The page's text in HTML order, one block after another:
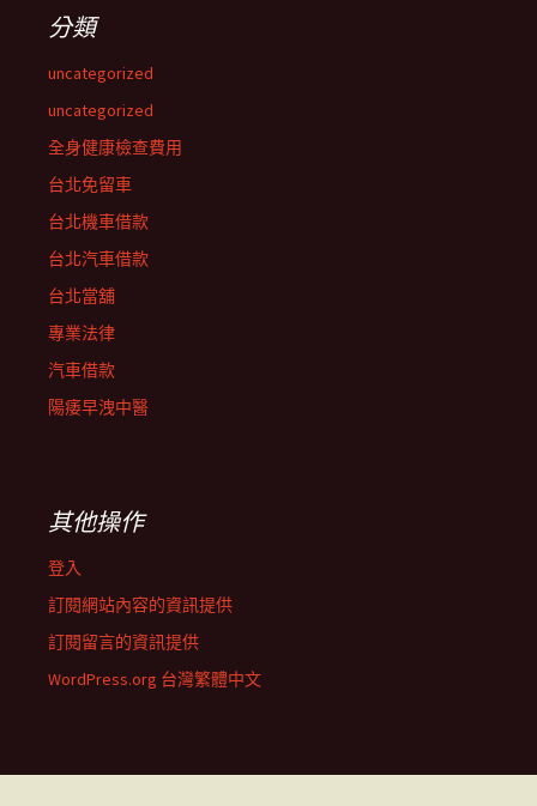
分類
uncategorized
uncategorized
全身健康檢查費用
台北免留車
台北機車借款
台北汽車借款
台北當舖
專業法律
汽車借款
陽痿早洩中醫
其他操作
登入
訂閱網站內容的資訊提供
訂閱留言的資訊提供
WordPress.org 台灣繁體中文